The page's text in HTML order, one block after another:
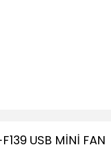
USB MİNİ FAN